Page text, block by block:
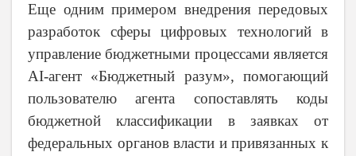
Еще одним примером внедрения передовых
разработок сферы цифровых технологий в
управление бюджетными процессами является
AI-агент «Бюджетный разум», помогающий
пользователю агента сопоставлять коды
бюджетной классификации в заявках от
федеральных органов власти и привязанных к